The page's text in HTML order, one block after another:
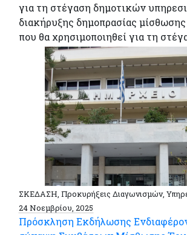
για τη στέγαση δημοτικών
διακήρυξης δημοπρασίας
που θα χρησιμοποιηθεί για τη
ΣΚΕΔΑΣΗ, Προκυρήξεις Διαγωνισμών,
24 Νοεμβρίου, 2025
Πρόσκληση Εκδήλωσης